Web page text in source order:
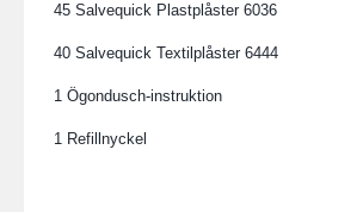
45 Salvequick Plastplåster 6036
40 Salvequick Textilplåster 6444
1 Ögondusch-instruktion
1 Refillnyckel